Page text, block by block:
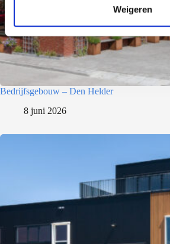
i
e
Weigeren
Bedrijfsgebouw – Den Helder
8 juni 2026